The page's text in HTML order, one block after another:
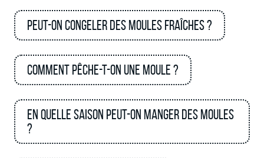
Peut-on congeler des moules fraîches ?
Comment pêche-t-on une moule ?
En quelle saison peut-on manger des moules
?